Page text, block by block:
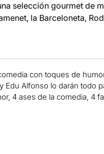
selección gourmet de
la Barceloneta,
con toques de
Edu Alfonso lo darán todo
4 ases de la comedia, 4